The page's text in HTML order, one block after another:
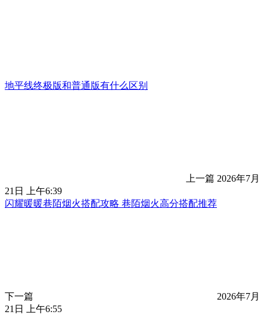
地平线终极版和普通版有什么区别
上一篇 2026年7月
21日 上午6:39
闪耀暖暖巷陌烟火搭配攻略 巷陌烟火高分搭配推荐
下一篇
2026年7月
21日 上午6:55